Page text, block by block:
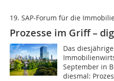
19. SAP-Forum für die
Prozesse im Griff –
Das
September in
diesmal: